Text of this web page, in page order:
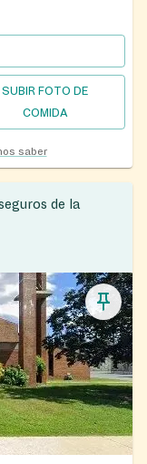
SUBIR FOTO DE
COMIDA
saber
de la